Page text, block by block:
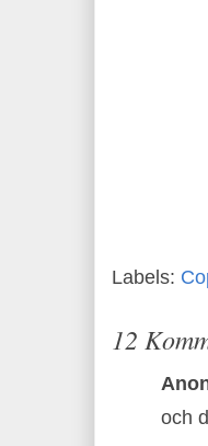
Labels:
12
och